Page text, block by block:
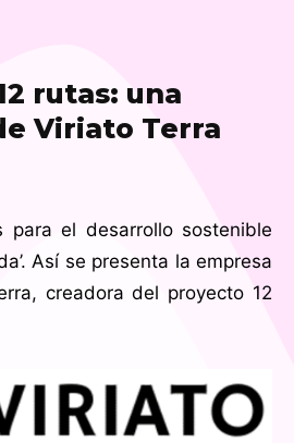
rutas: una
Viriato Terra
para el desarrollo sostenible
Así se presenta la empresa
creadora del proyecto 12